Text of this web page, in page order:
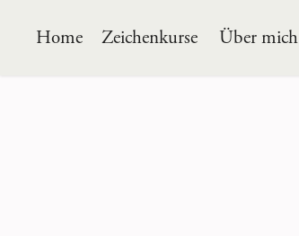
Home Zeichenkurse Über mich